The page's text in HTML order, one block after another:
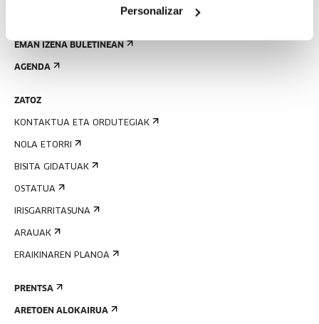
Personalizar
EMAN IZENA BULETINEAN
AGENDA
ZATOZ
KONTAKTUA ETA ORDUTEGIAK
NOLA ETORRI
BISITA GIDATUAK
OSTATUA
IRISGARRITASUNA
ARAUAK
ERAIKINAREN PLANOA
PRENTSA
ARETOEN ALOKAIRUA